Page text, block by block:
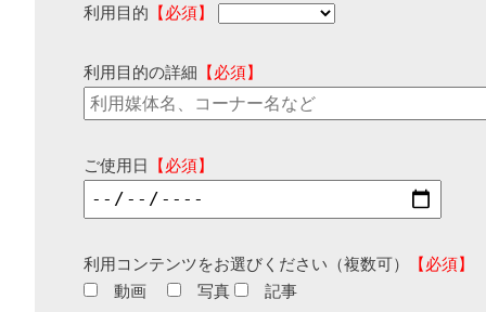
利用目的 【必須】
利用目的の詳細 【必須】
ご使用日 【必須】
利用コンテンツをお選びください（複数可）
【必須】
動画
写真 記事